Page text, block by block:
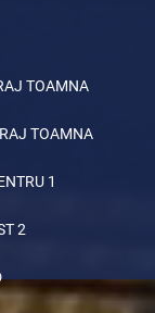
TOAMNA
TOAMNA
1
2